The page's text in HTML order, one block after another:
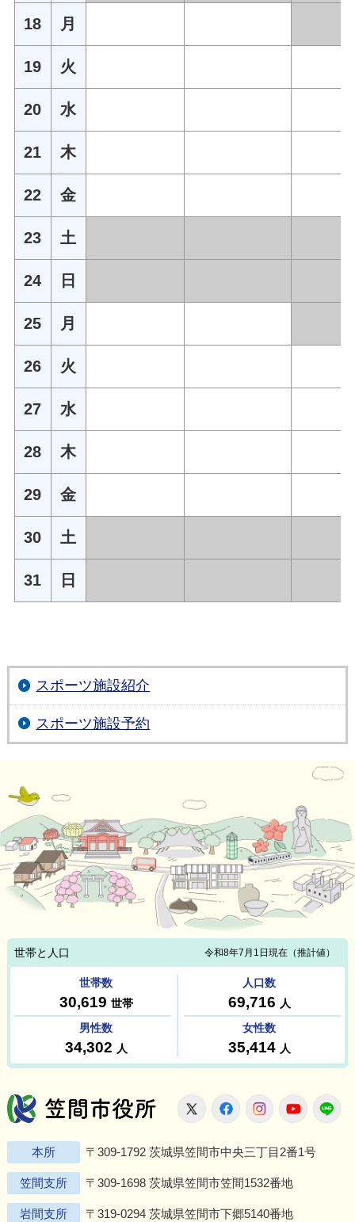
18 月
19 火
20 水
21 木
22 金
23 土
24 日
25 月
26 火
27 水
28 木
29 金
30 土
31 日
スポーツ施設紹介
スポーツ施設予約
笠間市役所
X FacebookInstagram
本所 〒309-1792 茨城県笠間市中央三丁目2番1号
笠間支所 〒309-1698 茨城県笠間市笠間1532番地
岩間支所 〒319-0294 茨城県笠間市下郷5140番地